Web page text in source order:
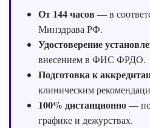
От 144 часов — в
Минздрава РФ.
Удостоверение
внесением в ФИС ФРДО.
Подготовка к
клиническим
100% дистанционно—
графике и дежурствах.